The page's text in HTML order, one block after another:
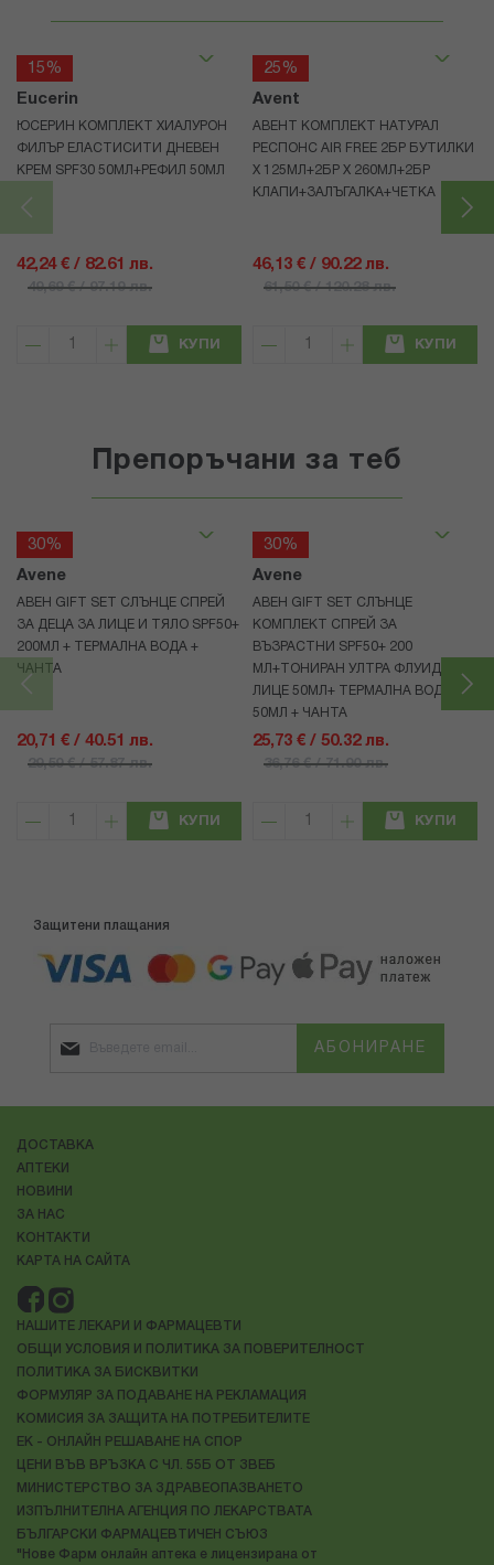
15%
Eucerin
ЮСЕРИН КОМПЛЕКТ ХИАЛУРОН
ФИЛЪР ЕЛАСТИСИТИ ДНЕВЕН
КРЕМ SPF30 50МЛ+РЕФИЛ 50МЛ
42,24 € / 82.61 лв.
49,69 € / 97.19 лв.
КУПИ
25%
Avent
АВЕНТ КОМПЛЕКТ НАТУРАЛ
РЕСПОНС AIR FREE 2БР БУТИЛКИ
Х 125МЛ+2БР Х 260МЛ+2БР
КЛАПИ+ЗАЛЪГАЛКА+ЧЕТКА
46,13 € / 90.22 лв.
61,50 € / 120.28 лв.
КУПИ
Препоръчани за теб
30%
Avene
АВЕН GIFT SET СЛЪНЦЕ СПРЕЙ
ЗА ДЕЦА ЗА ЛИЦЕ И ТЯЛО SPF50+
200МЛ + ТЕРМАЛНА ВОДА +
ЧАНТА
20,71 € / 40.51 лв.
29,59 € / 57.87 лв.
КУПИ
30%
Avene
АВЕН GIFT SET СЛЪНЦЕ
КОМПЛЕКТ СПРЕЙ ЗА
ВЪЗРАСТНИ SPF50+ 200
МЛ+ТОНИРАН УЛТРА ФЛУИД ЗА
ЛИЦЕ 50МЛ+ ТЕРМАЛНА ВОДА
50МЛ + ЧАНТА
25,73 € / 50.32 лв.
36,76 € / 71.90 лв.
КУПИ
Защитени плащания
АБОНИРАНЕ
ДОСТАВКА
АПТЕКИ
НОВИНИ
ЗА НАС
КОНТАКТИ
КАРТА НА САЙТА
НАШИТЕ ЛЕКАРИ И ФАРМАЦЕВТИ
ОБЩИ УСЛОВИЯ И ПОЛИТИКА ЗА ПОВЕРИТЕЛНОСТ
ПОЛИТИКА ЗА БИСКВИТКИ
ФОРМУЛЯР ЗА ПОДАВАНЕ НА РЕКЛАМАЦИЯ
КОМИСИЯ ЗА ЗАЩИТА НА ПОТРЕБИТЕЛИТЕ
ЕК - ОНЛАЙН РЕШАВАНЕ НА СПОР
ЦЕНИ ВЪВ ВРЪЗКА С ЧЛ. 55Б ОТ ЗВЕБ
МИНИСТЕРСТВО ЗА ЗДРАВЕОПАЗВАНЕТО
ИЗПЪЛНИТЕЛНА АГЕНЦИЯ ПО ЛЕКАРСТВАТА
БЪЛГАРСКИ ФАРМАЦЕВТИЧЕН СЪЮЗ
"Нове Фарм онлайн аптека е лицензирана от